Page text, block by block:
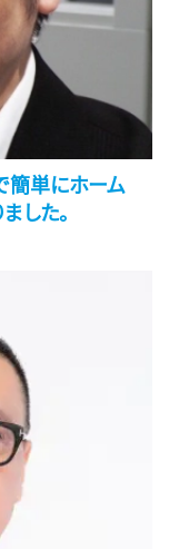
簡単にホーム
した。